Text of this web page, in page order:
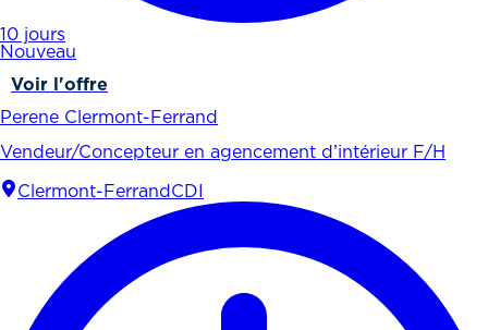
10 jours
Nouveau
Voir l'offre
Perene Clermont-Ferrand
Vendeur/Concepteur en agencement d’intérieur F/H
Clermont-Ferrand CDI